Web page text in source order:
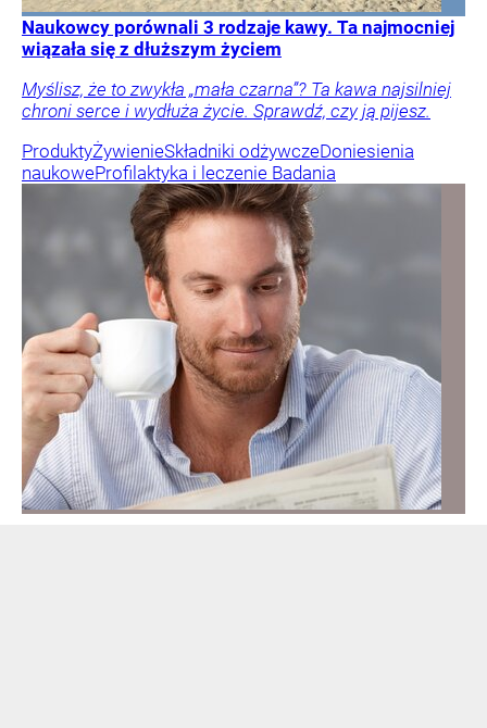
Naukowcy porównali 3 rodzaje kawy. Ta najmocniej
wiązała się z dłuższym życiem
Myślisz, że to zwykła „mała czarna”? Ta kawa najsilniej
chroni serce i wydłuża życie. Sprawdź, czy ją pijesz.
ProduktyŻywienieSkładniki odżywczeDoniesienia
naukoweProfilaktyka i leczenie Badania